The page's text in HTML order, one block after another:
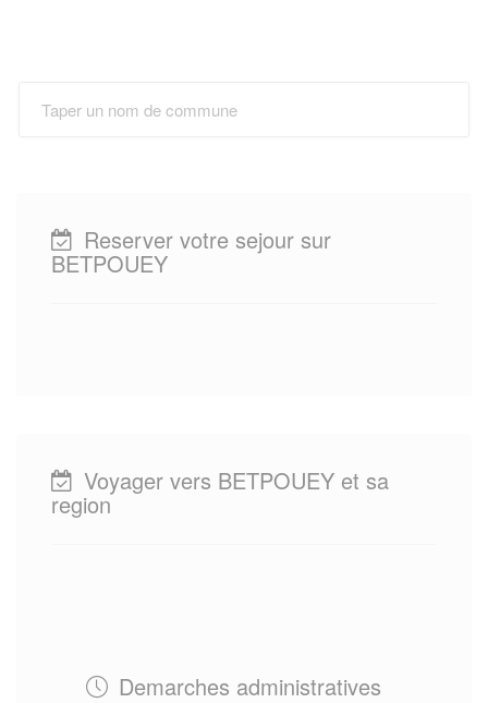
Reserver votre sejour sur
BETPOUEY
Voyager vers BETPOUEY et sa
region
Demarches administratives